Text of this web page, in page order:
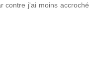
contre j'ai moins accroché